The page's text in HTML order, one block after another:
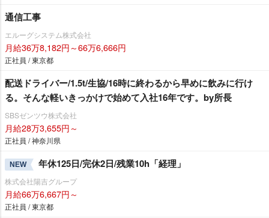
通信工事
エルーグシステム株式会社
月給36万8,182円～66万6,666円
正社員 / 東京都
配送ドライバー/1.5t/生協/16時に終わるから早めに飲みに行け
る。そんな軽いきっかけで始めて入社16年です。by所長
SBSゼンツウ株式会社
月給28万3,655円～
正社員 / 神奈川県
NEW 年休125日/完休2日/残業10h「経理」
株式会社陽吉グループ
月給66万6,667円～
正社員 / 東京都